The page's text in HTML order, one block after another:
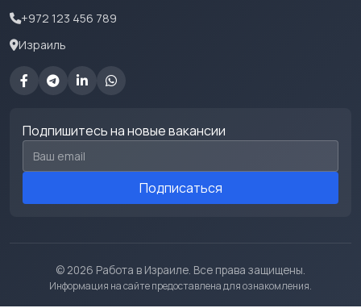
+972 123 456 789
Израиль
Подпишитесь на новые вакансии
Email для подписки
Подписаться
© 2026 Работа в Израиле. Все права защищены.
Информация на сайте предоставлена для ознакомления.